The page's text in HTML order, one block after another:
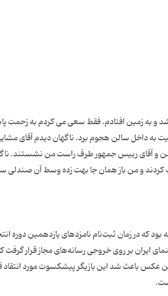
به زمین افتادم. فقط سعی می کردم به زحمت
به داخل سالن هجوم برد. ناگهان دیدم آقای
آقای رییس جمهور طرف راست من نشستند.
که در زمان ثبت‌نام نامزدهای یازدهمین دوره
ایران بر روی خروجی رسانه‌های مجاز قرار گرفت
عکس باعث شد این بازیگر پیشکسوت مورد انتقاد